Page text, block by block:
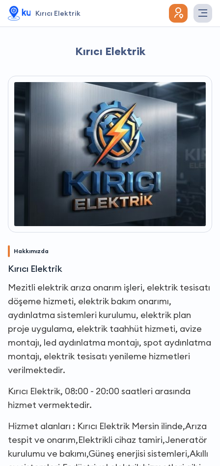
Kırıcı Elektrik
Kırıcı Elektrik
Hakkımızda
Kırıcı Elektrik
Mezitli elektrik arıza onarım işleri, elektrik tesisatı
döşeme hizmeti, elektrik bakım onarımı,
aydınlatma sistemleri kurulumu, elektrik plan
proje uygulama, elektrik taahhüt hizmeti, avize
montajı, led aydınlatma montajı, spot aydınlatma
montajı, elektrik tesisatı yenileme hizmetleri
verilmektedir.
Kırıcı Elektrik, 08:00 - 20:00 saatleri arasında
hizmet vermektedir.
Hizmet alanları : Kırıcı Elektrik Mersin ilinde,Arıza
tespit ve onarım,Elektrikli cihaz tamiri,Jeneratör
kurulumu ve bakımı,Güneş enerjisi sistemleri,Akıllı